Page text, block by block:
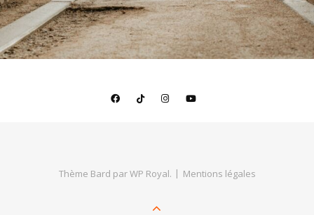
Thème Bard parWP Royal. Mentions légales